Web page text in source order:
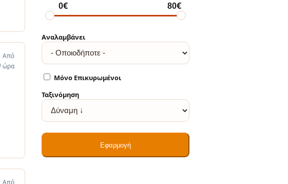
Από
ώρα
Από
Αναλαμβάνει
Μόνο Επικυρωμένοι
Ταξινόμηση